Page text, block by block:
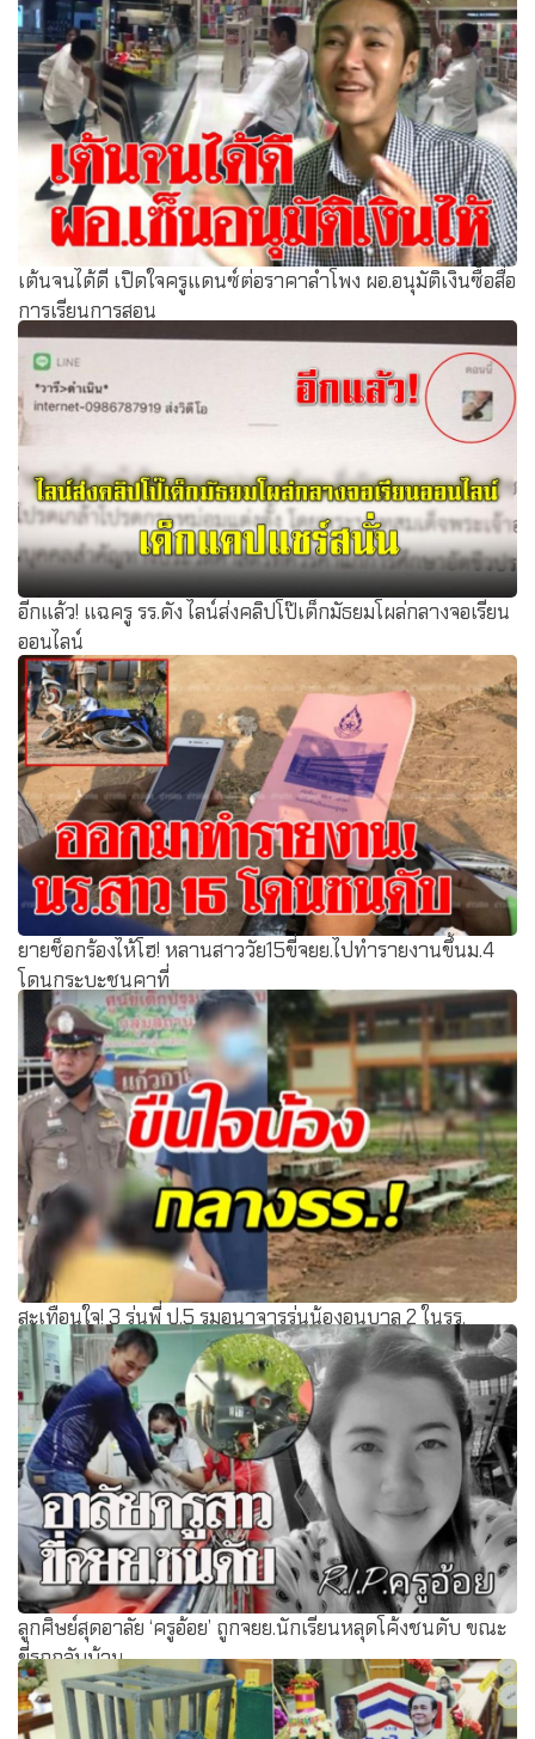
เต้นจนได้ดี เปิดใจครูแดนซ์ต่อราคาลำโพง ผอ.อนุมัติเงินซื้อสื่อ
การเรียนการสอน
อีกแล้ว! แฉครู รร.ดัง ไลน์ส่งคลิปโป๊เด็กมัธยมโผล่กลางจอเรียน
ออนไลน์
ยายช็อกร้องไห้โฮ! หลานสาววัย15ขี่จยย.ไปทำรายงานขึ้นม.4
โดนกระบะชนคาที่
สะเทือนใจ! 3 รุ่นพี่ ป.5 รุมอนาจารรุ่นน้องอนุบาล 2 ในรร.
ลูกศิษย์สุดอาลัย ‘ครูอ้อย’ ถูกจยย.นักเรียนหลุดโค้งชนดับ ขณะ
ขี่รถกลับบ้าน